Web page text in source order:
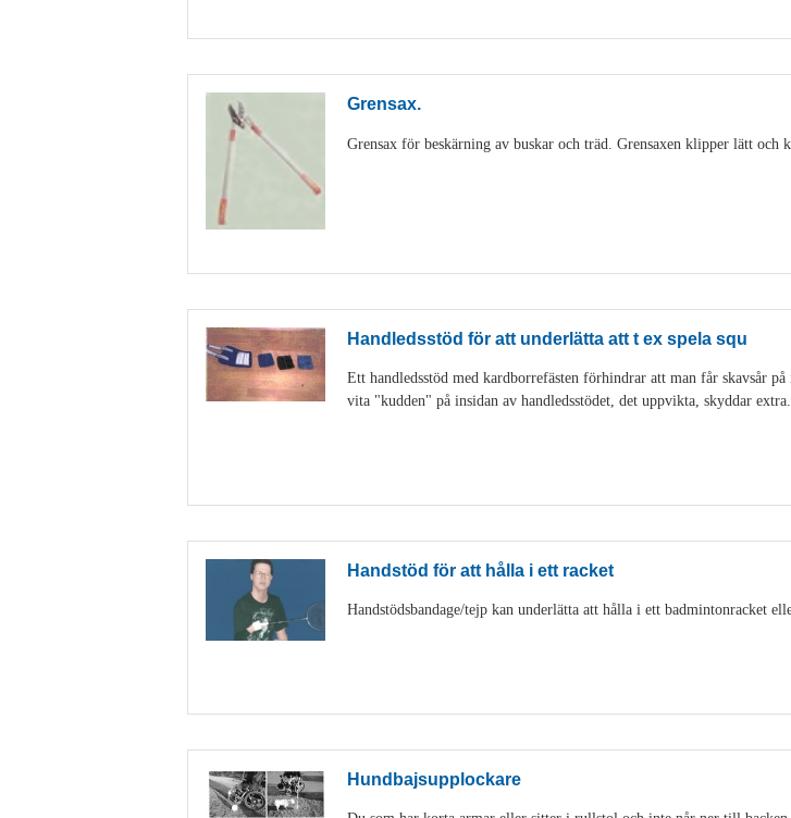
Grensax.
Grensax för beskärning av buskar och träd. Grensaxen klipper lätt
Handledsstöd för att underlätta att t ex spela squ
Ett handledsstöd med kardborrefästen förhindrar att man får skavsår
vita "kudden" på insidan av handledsstödet, det uppvikta, skyddar extra.
Handstöd för att hålla i ett racket
Handstödsbandage/tejp kan underlätta att hålla i ett badmintonracket
Hundbajsupplockare